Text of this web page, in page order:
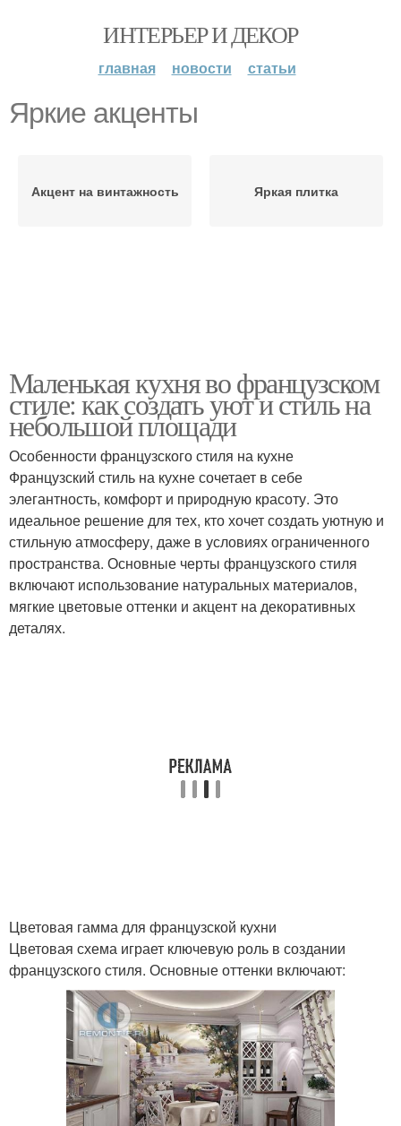
ИНТЕРЬЕР И ДЕКОР
главная новости статьи
Яркие акценты
Акцент на винтажность Яркая плитка
Маленькая кухня во французском
стиле: как создать уют и стиль на
небольшой площади
Особенности французского стиля на кухне
Французский стиль на кухне сочетает в себе
элегантность, комфорт и природную красоту. Это
идеальное решение для тех, кто хочет создать уютную и
стильную атмосферу, даже в условиях ограниченного
пространства. Основные черты французского стиля
включают использование натуральных материалов,
мягкие цветовые оттенки и акцент на декоративных
деталях.
Цветовая гамма для французской кухни
Цветовая схема играет ключевую роль в создании
французского стиля. Основные оттенки включают: